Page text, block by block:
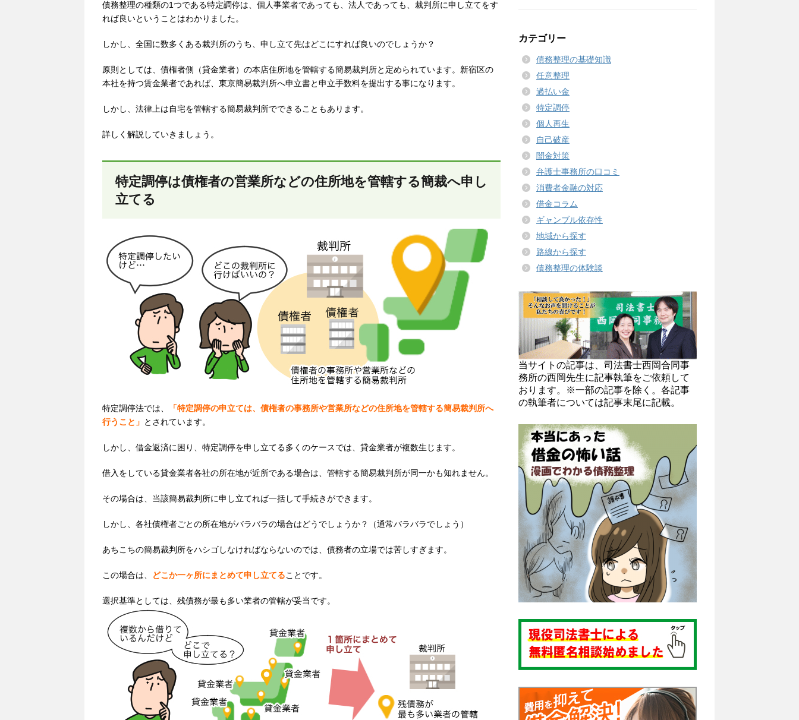
債務整理の種類の1つである特定調停は、個人事業者であっても、法人であっても、裁判所に申し立てをす
れば良いということはわかりました。
しかし、全国に数多くある裁判所のうち、申し立て先はどこにすれば良いのでしょうか？
原則としては、債権者側（貸金業者）の本店住所地を管轄する簡易裁判所と定められています。新宿区の
本社を持つ賃金業者であれば、東京簡易裁判所へ申立書と申立手数料を提出する事になります。
しかし、法律上は自宅を管轄する簡易裁判所でできることもあります。
詳しく解説していきましょう。
特定調停は債権者の営業所などの住所地を管轄する簡裁へ申し
立てる
特定調停法では、
「特定調停の申立ては、債権者の事務所や営業所などの住所地を管轄する簡易裁判所へ
行うこと」 とされています。
しかし、借金返済に困り、特定調停を申し立てる多くのケースでは、貸金業者が複数生じます。
借入をしている貸金業者各社の所在地が近所である場合は、管轄する簡易裁判所が同一かも知れません。
その場合は、当該簡易裁判所に申し立てれば一括して手続きができます。
しかし、各社債権者ごとの所在地がバラバラの場合はどうでしょうか？（通常バラバラでしょう）
あちこちの簡易裁判所をハシゴしなければならないのでは、債務者の立場では苦しすぎます。
この場合は、 どこか一ヶ所にまとめて申し立てることです。
選択基準としては、残債務が最も多い業者の管轄が妥当です。
カテゴリー
債務整理の基礎知識
任意整理
過払い金
特定調停
個人再生
自己破産
闇金対策
弁護士事務所の口コミ
消費者金融の対応
借金コラム
ギャンブル依存性
地域から探す
路線から探す
債務整理の体験談
当サイトの記事は、司法書士西岡合同事
務所の西岡先生に記事執筆をご依頼して
おります。※一部の記事を除く。各記事
の執筆者については記事末尾に記載。